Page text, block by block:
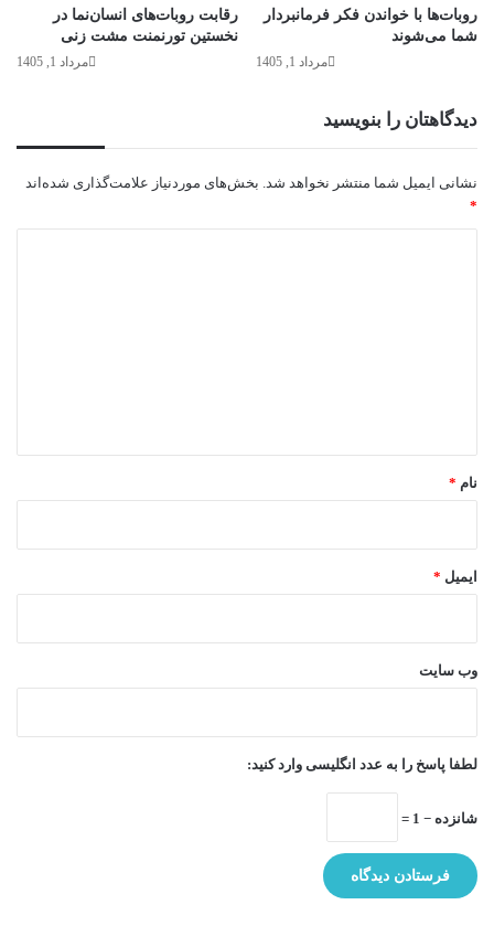
رقابت روبات‌های انسان‌نما در
نخستین تورنمنت مشت زنی
مرداد 1, 1405
روبات‌ها با خواندن فکر فرمانبردار
شما می‌شوند
مرداد 1, 1405
دیدگاهتان را بنویسید
نشانی ایمیل شما منتشر نخواهد شد. بخش‌های موردنیاز علامت‌گذاری شده‌اند
*
نام *
ایمیل *
وب‌ سایت
لطفا پاسخ را به عدد انگلیسی وارد کنید:
شانزده − 1 =